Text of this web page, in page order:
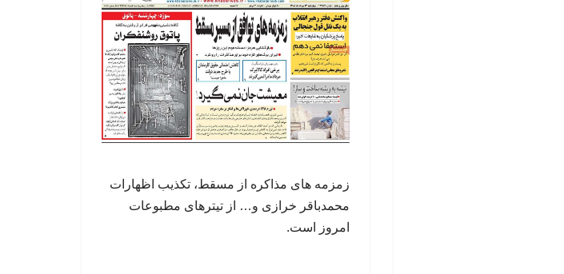
زمزمه های مذاکره از مسقط، تکذیب اظهارات
محمدباقر خرازی و… از تیترهای مطبوعات
امروز است.